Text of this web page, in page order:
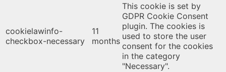
cookielawinfo-
checkbox-necessary
11
months
This cookie is set by
GDPR Cookie Consent
plugin. The cookies is
used to store the user
consent for the cookies
in the category
"Necessary".